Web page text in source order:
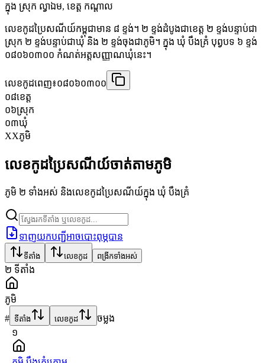
ក្នុង ស្រុក ល្វាឯម, ខេត្ត កណ្តាល
លេខកូដប្រៃសណីយ៍កម្ពុជាមាន ៨ ខ្ទង់។ ២ ខ្ទង់ដំបូងជាខេត្ត ២ ខ្ទង់បន្ទាប់ជា
ស្រុក ២ ខ្ទង់បន្ទាប់ជាឃុំ និង ២ ខ្ទង់ចុងជាភូមិ។ ក្នុង ឃុំ បឹងគ្រំ បុព្វបទ ៦ ខ្ទង់
០៨០៦០៣០០ កំណត់អត្តសញ្ញាណឃុំនេះ។
លេខកូដពេញ៖០៨០៦០៣០០
០៨ខេត្ត
០៦ស្រុក
០៣ឃុំ
XXភូមិ
លេខកូដប្រៃសណីយ៍ចាត់តាមភូមិ
ភូមិ ២ ទាំងអស់ និងលេខកូដប្រៃសណីយ៍ក្នុង ឃុំ បឹងគ្រំ
ទាញយកបញ្ជីអាចបោះពុម្ភបាន
ទីតាំង លេខកូដ ពង្រីកទាំងអស់
២ ទីតាំង
ភូមិ
# ទីតាំង លេខកូដ
ចម្លង
១